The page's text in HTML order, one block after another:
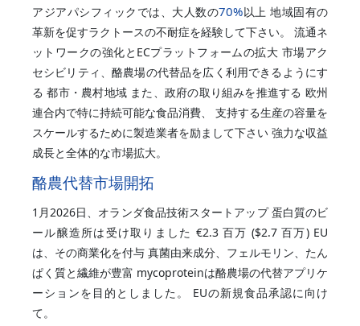
アジアパシフィックでは、大人数の70%以上 地域固有の
革新を促すラクトースの不耐症を経験して下さい。 流通ネ
ットワークの強化とECプラットフォームの拡大 市場アク
セシビリティ、酪農場の代替品を広く利用できるようにす
る 都市・農村地域 また、政府の取り組みを推進する 欧州
連合内で特に持続可能な食品消費、 支持する生産の容量を
スケールするために製造業者を励まして下さい 強力な収益
成長と全体的な市場拡大。
酪農代替市場開拓
1月2026日、オランダ食品技術スタートアップ 蛋白質のビ
ール醸造所は受け取りました €2.3 百万 ($2.7 百万) EU
は、その商業化を付与 真菌由来成分、フェルモリン、たん
ぱく質と繊維が豊富 mycoproteinは酪農場の代替アプリケ
ーションを目的としました。 EUの新規食品承認に向け
て。